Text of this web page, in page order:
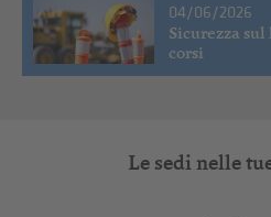
04/06/2026
Sicurezza sul
corsi
Le sedi nelle